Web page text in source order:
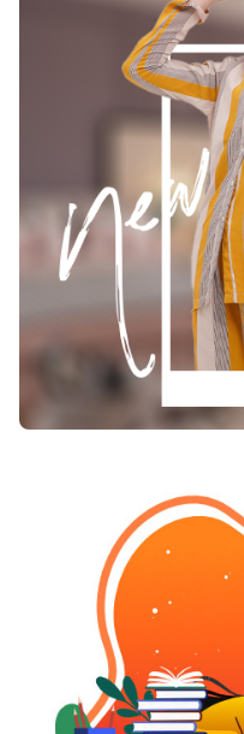
KuretPada masa-
kuret, Anda
hubungan intim.
infeksi yang masuk
terbuka. Setelah
diperbolehkan untuk
ini menandakan
dapat hamil.
kehamilan
untuk
dapat hamil.Itulah
kuret. Mengenal dan
tentang kuret akan
memulihkan diri
Namun, jika terjadi
dari dua hari,
berbau tak sedap
diri ke dokter.Adalah
merupakan salah
kandungan yang
fokus pada
aman dan
SpOG di seluruh
selama lebih dari 35
sering dianggap
meraih kesempatan
KerjaSelain di
memiliki peran
Banyak perusahaan
menjadikan ujian
dari proses
digunakan untuk
komunikasi calon
menghadapi klien
lingkungan
pemerintahan dan
dijadikan syarat
kedinasan, kenaikan
tetapi juga
perkembangan
yang Umum
TOEFL, terdapat
digunakan. TOEFL
untuk kebutuhan
kampus atau
iBT lebih banyak